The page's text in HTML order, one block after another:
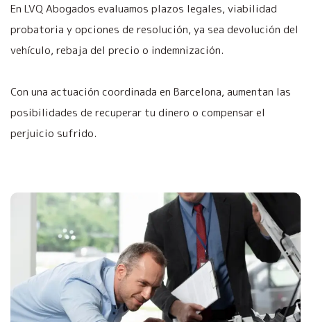
En LVQ Abogados evaluamos plazos legales, viabilidad
probatoria y opciones de resolución, ya sea devolución del
vehículo, rebaja del precio o indemnización.
Con una actuación coordinada en Barcelona, aumentan las
posibilidades de recuperar tu dinero o compensar el
perjuicio sufrido.